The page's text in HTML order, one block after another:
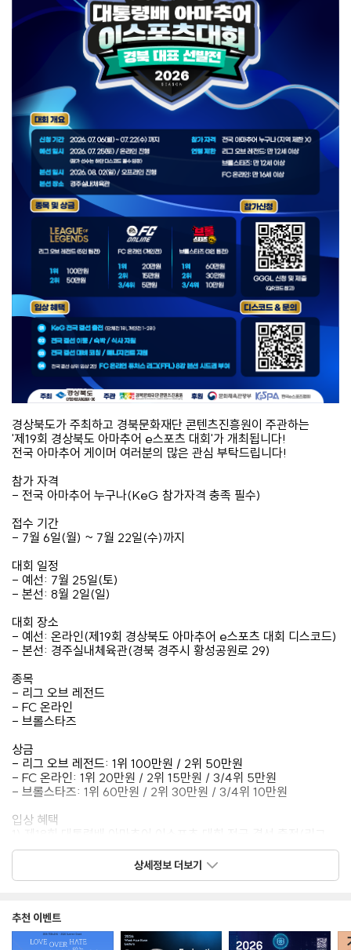
경상북도가 주최하고 경북문화재단 콘텐츠진흥원이 주관하는
'제19회 경상북도 아마추어 e스포츠 대회'가 개최됩니다!
전국 아마추어 게이머 여러분의 많은 관심 부탁드립니다!
참가 자격
- 전국 아마추어 누구나(KeG 참가자격 충족 필수)
접수 기간
- 7월 6일(월) ~ 7월 22일(수)까지
대회 일정
️- 예선: 7월 25일(토)
- 본선: 8월 2일(일)
대회 장소
️- 예선: 온라인(제19회 경상북도 아마추어 e스포츠 대회 디스코드)
- 본선: 경주실내체육관(경북 경주시 황성공원로 29)
종목
- 리그 오브 레전드
️- FC 온라인
️- 브롤스타즈
상금
-️ 리그 오브 레전드: 1위 100만원 / 2위 50만원
️- FC 온라인: 1위 20만원 / 2위 15만원 / 3/4위 5만원
️- 브롤스타즈: 1위 60만원 / 2위 30만원 / 3/4위 10만원
입상 혜택
오브 레전드, 브롤스타즈-상위 1팀 / FC 온라인: 상위 2인)
2) 전국 결선 이동/숙박/식사 지원
3) 전국 결선 대비 코칭/매니지먼트 지원
참가 신청
상세정보 더보기
추천 이벤트